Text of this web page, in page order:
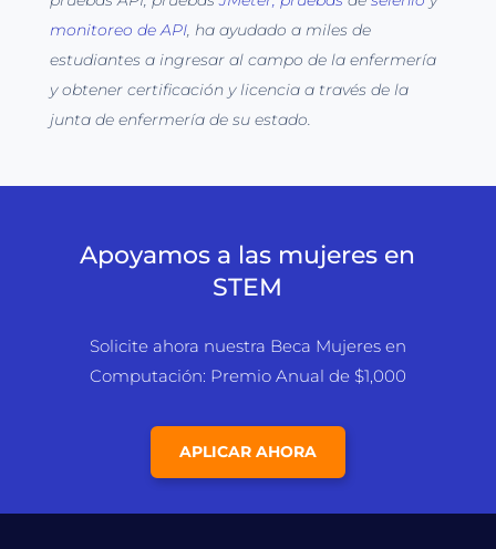
monitoreo de API, ha ayudado a miles de
estudiantes a ingresar al campo de la enfermería
y obtener certificación y licencia a través de la
junta de enfermería de su estado.
Apoyamos a las mujeres en
STEM
Solicite ahora nuestra Beca Mujeres en
Computación: Premio Anual de $1,000
APLICAR AHORA